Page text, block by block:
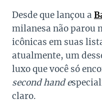
Desde que lançou a
milanesa não parou
icônicas em suas
atualmente, um
luxo que você só
second hand e
claro.